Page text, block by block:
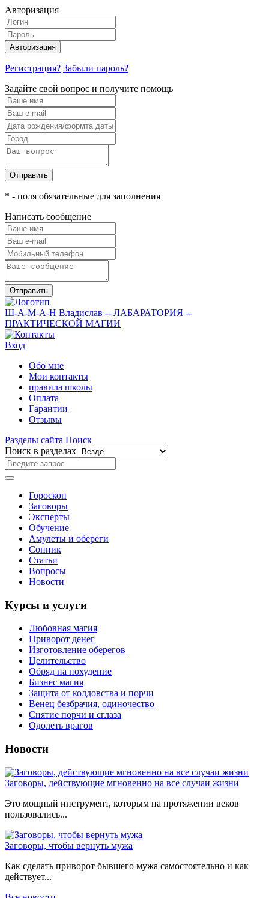
Авторизация
Авторизация
Регистрация? Забыли пароль?
Задайте свой вопрос и получите помощь
Отправить
* - поля обязательные для заполнения
Написать сообщение
Отправить
Ш-А-М-А-Н Владислав -- ЛАБАРАТОРИЯ --
ПРАКТИЧЕСКОЙ МАГИИ
Вход
Обо мне
Мои контакты
правила школы
Оплата
Гарантии
Отзывы
Разделы сайта Поиск
Поиск в разделах
Гороскоп
Заговоры
Эксперты
Обучение
Амулеты и обереги
Сонник
Статьи
Вопросы
Новости
Курсы и услуги
Любовная магия
Приворот денег
Изготовление оберегов
Целительство
Обряд на похудение
Бизнес магия
Защита от колдовства и порчи
Венец безбрачия, одиночество
Снятие порчи и сглаза
Одолеть врагов
Новости
Заговоры, действующие мгновенно на все случаи жизни
Это мощный инструмент, которым на протяжении веков
пользовались...
Заговоры, чтобы вернуть мужа
Как сделать приворот бывшего мужа самостоятельно и как
действует...